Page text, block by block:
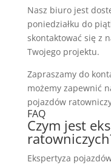
Nasz biuro jest
poniedziałku do
skontaktować się z
Twojego projektu.
Zapraszamy do
możemy zapewnić
pojazdów
FAQ
Czym jest
Ekspertyza